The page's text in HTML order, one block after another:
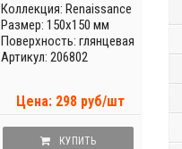
Коллекция: Renaissance
Размер: 150x150 мм
Поверхность: глянцевая
Артикул: 206802
Цена: 298 руб/шт
КУПИТЬ